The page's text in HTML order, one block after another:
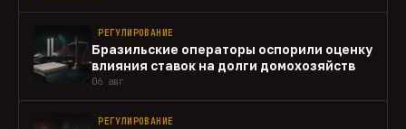
РЕГУЛИРОВАНИЕ
Бразильские операторы оспорили оценку
влияния ставок на долги домохозяйств
06 авг
РЕГУЛИРОВАНИЕ